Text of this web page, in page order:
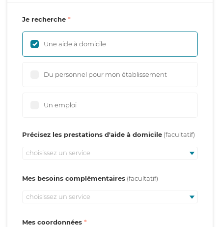
Je recherche
Une aide à domicile
Du personnel pour mon établissement
Un emploi
Précisez les prestations d'aide à domicile
choisissez un service
Mes besoins complémentaires
choisissez un service
Mes coordonnées